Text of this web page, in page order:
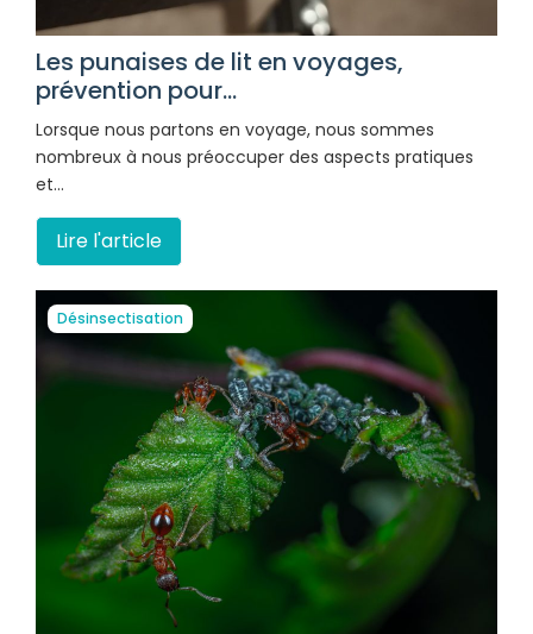
Les punaises de lit en voyages,
prévention pour...
Lorsque nous partons en voyage, nous sommes
nombreux à nous préoccuper des aspects pratiques
et…
Lire l'article
Désinsectisation